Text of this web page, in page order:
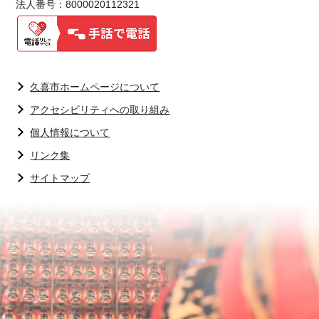
法人番号：8000020112321
久喜市ホームページについて
アクセシビリティへの取り組み
個人情報について
リンク集
サイトマップ